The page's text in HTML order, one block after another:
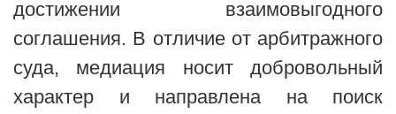
достижении взаимовыгодного
соглашения. В отличие от арбитражного
суда, медиация носит добровольный
характер и направлена на поиск